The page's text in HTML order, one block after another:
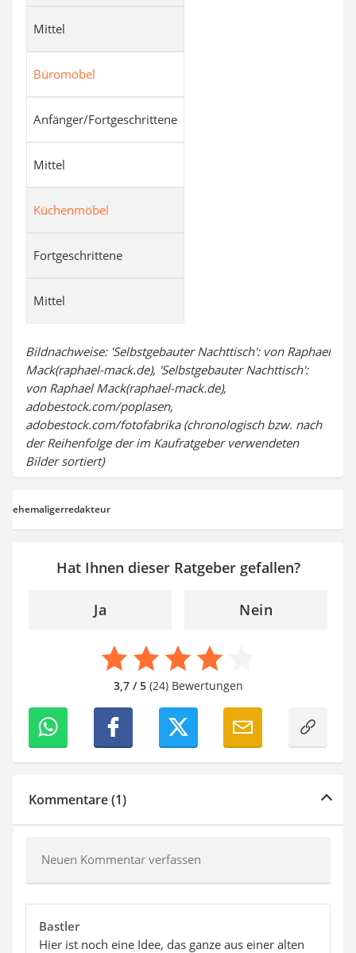
Mittel
Büromöbel
Anfänger/Fortgeschrittene
Mittel
Küchenmöbel
Fortgeschrittene
Mittel
Bildnachweise: 'Selbstgebauter Nachttisch': von Raphael
Mack(raphael-mack.de), 'Selbstgebauter Nachttisch':
von Raphael Mack(raphael-mack.de),
adobestock.com/poplasen,
adobestock.com/fotofabrika (chronologisch bzw. nach
der Reihenfolge der im Kaufratgeber verwendeten
Bilder sortiert)
ehemaligerredakteur
Hat Ihnen dieser Ratgeber gefallen?
Ja Nein
3,7 / 5(24) Bewertungen
Kommentare (1)
Neuen Kommentar verfassen
Bastler
Hier ist noch eine Idee, das ganze aus einer alten